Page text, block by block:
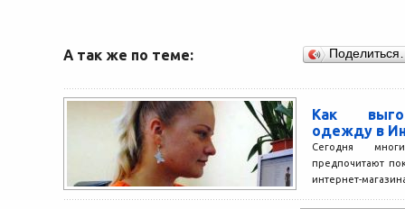
А так же по теме:
Как
одежду в
Сегодня
предпочитают
интернет-